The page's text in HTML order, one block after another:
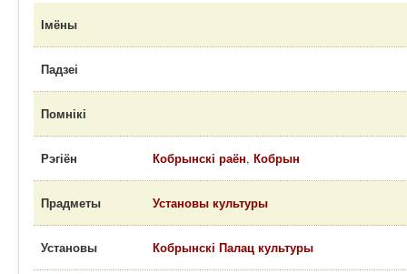
Імёны
Падзеі
Помнікі
Рэгіён Кобрынскі раён,Кобрын
Прадметы Установы культуры
Установы Кобрынскі Палац культуры